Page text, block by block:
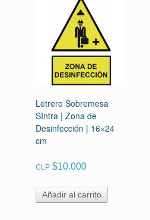
Letrero Sobremesa
SIntra | Zona de
Desinfección | 16×24
cm
CLP $10.000
Añadir al carrito